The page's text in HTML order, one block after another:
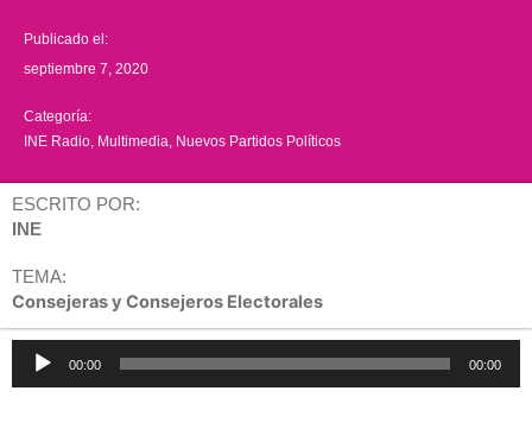
Publicado el:
septiembre 7, 2020
Categoría:
INE Radio Multimedia Nuevos Partidos Políticos
ESCRITO POR:
INE
TEMA:
Consejeras y Consejeros Electorales
Reproductor
00:00 00:00